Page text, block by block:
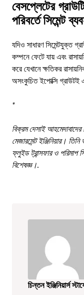
বেসপ্লেটের
পরিবর্তে সিমেন্ট
যদিও সাধারণ সিমেন্টযুক্ত
কম্পনে ফেটে যায় এবং
করে যেখানে ক্ষতিকর
অসংকুচিত ইপোক্সি গ্রাউটই
*
বিক্রম দেসাই
মেজারমেন্ট ইঞ্জিনিয়ার।
ফ্লুইড ট্রান্সফার ও পরিমাপ
বিশেষজ্ঞ।.
চিন্তন ইঞ্জিনিয়ার্স